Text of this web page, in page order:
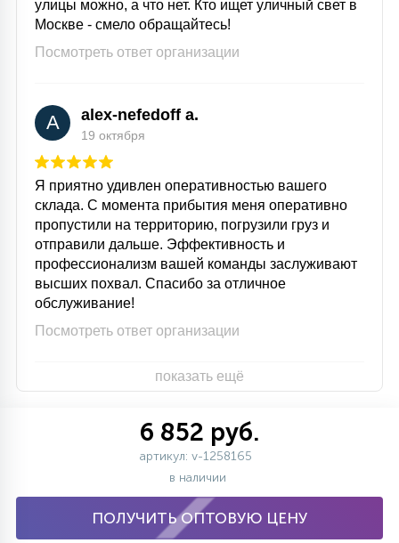
улицы можно, а что нет. Кто ищет уличный свет в
Москве - смело обращайтесь!
Посмотреть ответ организации
A alex-nefedoff a.
19 октября
Я приятно удивлен оперативностью вашего
склада. С момента прибытия меня оперативно
пропустили на территорию, погрузили груз и
отправили дальше. Эффективность и
профессионализм вашей команды заслуживают
высших похвал. Спасибо за отличное
обслуживание!
Посмотреть ответ организации
показать ещё
6 852 руб.
артикул: v-1258165
в наличии
ПОЛУЧИТЬ ОПТОВУЮ ЦЕНУ